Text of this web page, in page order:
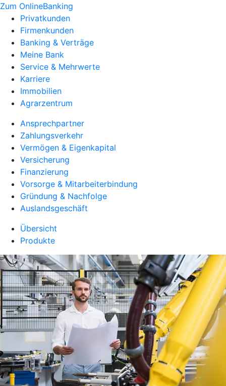
Zum OnlineBanking
Privatkunden
Firmenkunden
Banking & Verträge
Meine Bank
Service & Mehrwerte
Karriere
Immobilien
Agrarzentrum
Ansprechpartner
Zahlungsverkehr
Vermögen & Eigenkapital
Versicherung
Finanzierung
Vorsorge & Mitarbeiterbindung
Gründung & Nachfolge
Auslandsgeschäft
Übersicht
Produkte